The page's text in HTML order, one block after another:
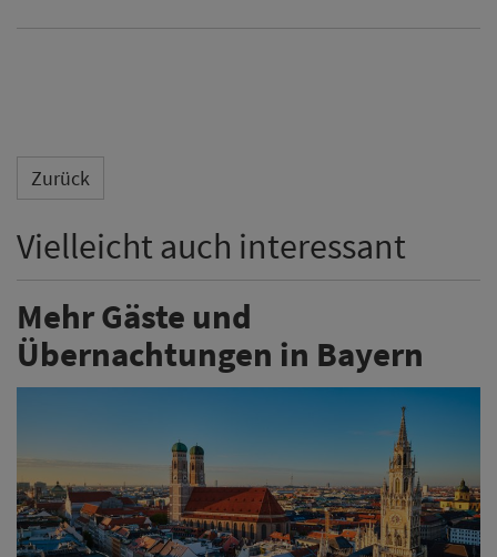
Zurück
Vielleicht auch interessant
Mehr Gäste und
Übernachtungen in Bayern